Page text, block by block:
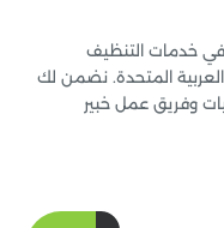
خدمات التنظيف
المتحدة. نضمن لك
وفريق عمل خبير